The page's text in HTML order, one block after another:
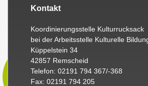
Kontakt
Koordinierungsstelle Kulturrucksack
bei der Arbeitsstelle Kulturelle
Küppelstein 34
42857 Remscheid
Telefon: 02191 794 367/-368
Fax: 02191 794 205